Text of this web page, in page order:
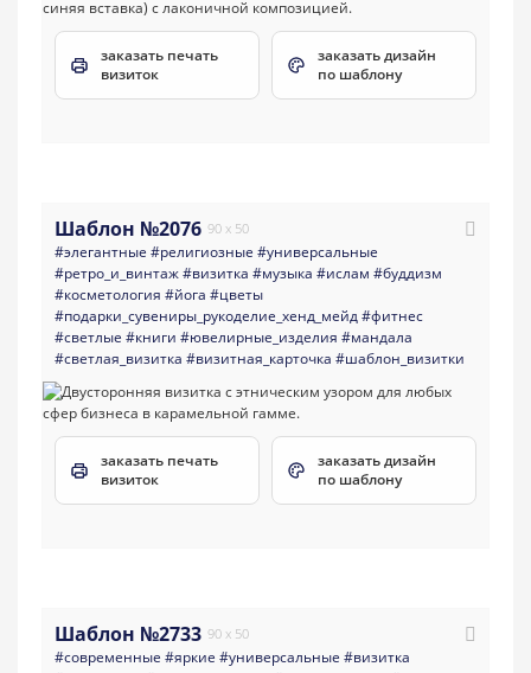
заказать печать
визиток
заказать дизайн
по шаблону
Шаблон №2076 90 x 50
#элегантные #религиозные #универсальные
#ретро_и_винтаж#визитка #музыка #ислам #буддизм
#косметология #йога #цветы
#подарки_сувениры_рукоделие_хенд_мейд#фитнес
#светлые #книги #ювелирные_изделия #мандала
#светлая_визитка #визитная_карточка #шаблон_визитки
заказать печать
визиток
заказать дизайн
по шаблону
Шаблон №2733 90 x 50
#современные #яркие #универсальные #визитка